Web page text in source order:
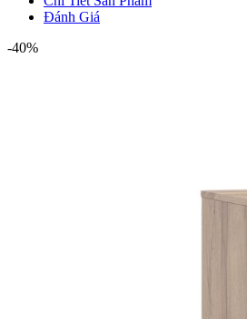
Đánh Giá
-40%